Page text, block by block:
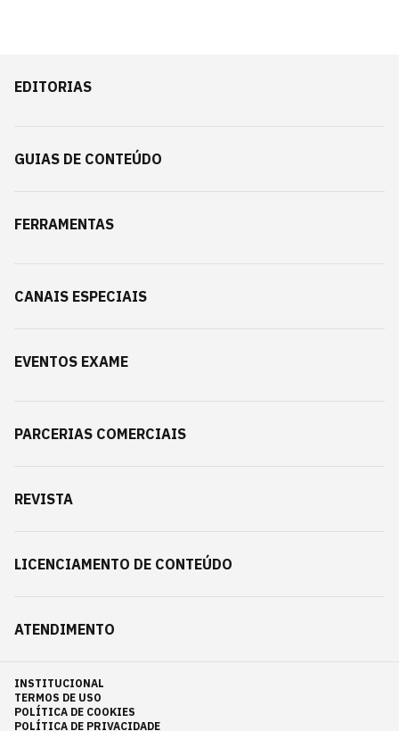
EDITORIAS
GUIAS DE CONTEÚDO
FERRAMENTAS
CANAIS ESPECIAIS
EVENTOS EXAME
PARCERIAS COMERCIAIS
REVISTA
LICENCIAMENTO DE CONTEÚDO
ATENDIMENTO
INSTITUCIONAL
TERMOS DE USO
POLÍTICA DE COOKIES
POLÍTICA DE PRIVACIDADE